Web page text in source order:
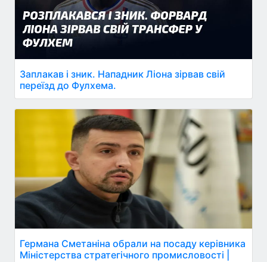
Заплакав і зник. Нападник Ліона зірвав свій
переїзд до Фулхема.
Германа Сметаніна обрали на посаду керівника
Міністерства стратегічного промисловості |